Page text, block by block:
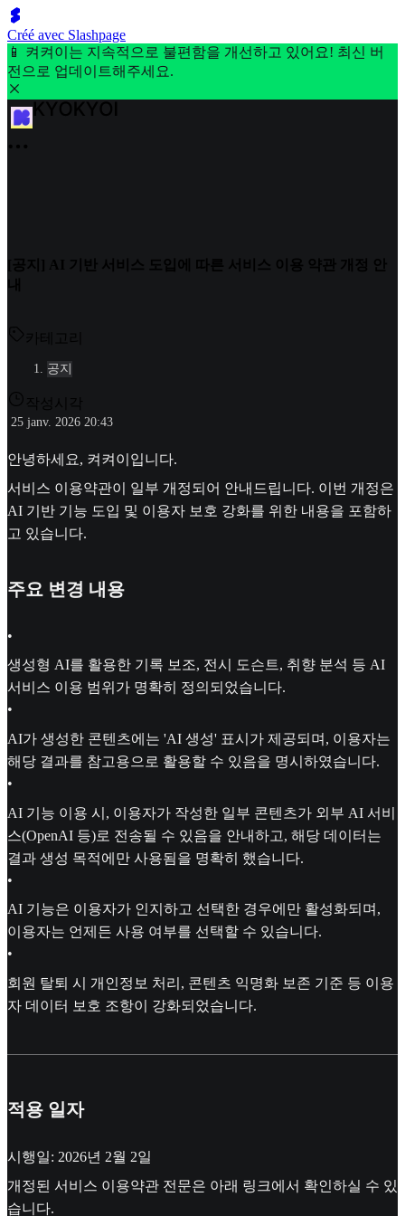
Créé avec Slashpage
📱 켜켜이는 지속적으로 불편함을 개선하고 있어요! 최신 버
전으로 업데이트해주세요.
[공지] AI 기반 서비스 도입에 따른 서비스 이용 약관 개정 안
내
카테고리
공지
작성시각
25 janv. 2026 20:43
안녕하세요, 켜켜이입니다.
서비스 이용약관이 일부 개정되어 안내드립니다. 이번 개정은
AI 기반 기능 도입 및 이용자 보호 강화를 위한 내용을 포함하
고 있습니다.
주요 변경 내용
•
생성형 AI를 활용한 기록 보조, 전시 도슨트, 취향 분석 등 AI
서비스 이용 범위가 명확히 정의되었습니다.
•
AI가 생성한 콘텐츠에는 'AI 생성' 표시가 제공되며, 이용자는
해당 결과를 참고용으로 활용할 수 있음을 명시하였습니다.
•
AI 기능 이용 시, 이용자가 작성한 일부 콘텐츠가 외부 AI 서비
스(OpenAI 등)로 전송될 수 있음을 안내하고, 해당 데이터는
결과 생성 목적에만 사용됨을 명확히 했습니다.
•
AI 기능은 이용자가 인지하고 선택한 경우에만 활성화되며,
이용자는 언제든 사용 여부를 선택할 수 있습니다.
•
회원 탈퇴 시 개인정보 처리, 콘텐츠 익명화 보존 기준 등 이용
자 데이터 보호 조항이 강화되었습니다.
적용 일자
시행일: 2026년 2월 2일
개정된 서비스 이용약관 전문은 아래 링크에서 확인하실 수 있
습니다.